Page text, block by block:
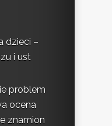
dzieci –
i ust
problem
ocena
znamion